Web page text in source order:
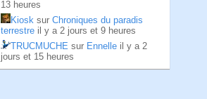
13 heures
Kiosk sur Chroniques du paradis
terrestre il y a 2 jours et 9 heures
TRUCMUCHE sur Ennelle il y a 2
jours et 15 heures